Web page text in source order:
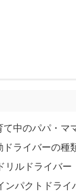
て中のパパ・マ
ドライバーの種
リルドライバー
ンパクトドライ